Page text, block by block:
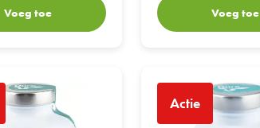
Voeg toe Voeg toe
Actie